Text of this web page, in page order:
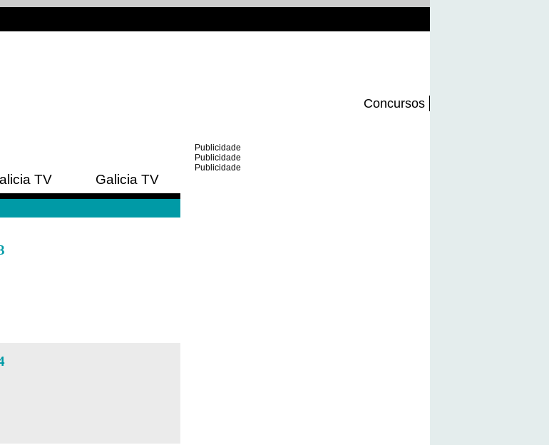
Concursos
TV
Galicia TV
Publicidade
Publicidade
Publicidade